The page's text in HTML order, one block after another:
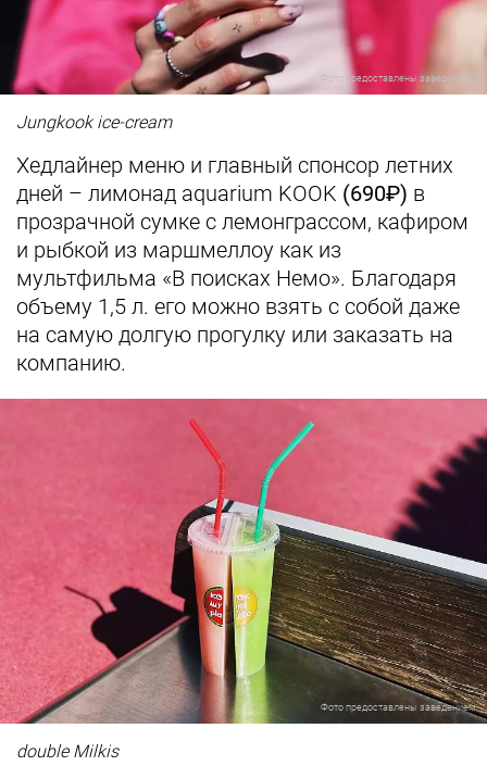
Фото предоставлены заведением
Jungkook ice-cream
Хедлайнер меню и главный спонсор летних
дней – лимонад aquarium KOOK (690₽) в
прозрачной сумке с лемонграссом, кафиром
и рыбкой из маршмеллоу как из
мультфильма «В поисках Немо». Благодаря
объему 1,5 л. его можно взять с собой даже
на самую долгую прогулку или заказать на
компанию.
Фото предоставлены заведением
double Milkis